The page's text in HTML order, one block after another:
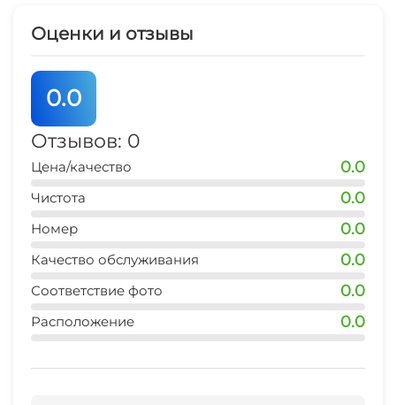
счет)
Мы сделаем для вашего комфорта все, и даже
немного больше, вы останетесь довольны
своим выбором.
*** Доплата за животных составляет 500
руб.сут./за питомца по согласованию
_________________________________________________
Оценки и отзывы
0.0
Отзывов: 0
Цена/качество 0.0
Чистота 0.0
Номер 0.0
Качество обслуживания 0.0
Соответствие фото 0.0
Расположение 0.0